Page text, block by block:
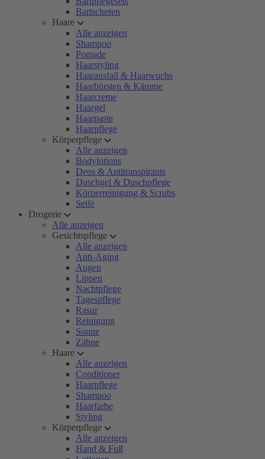
Bartscheren
Haare
Alle anzeigen
Shampoo
Pomade
Haarstyling
Haarausfall & Haarwuchs
Haarbürsten & Kämme
Haarcreme
Haargel
Haarpaste
Haarpflege
Körperpflege
Alle anzeigen
Bodylotions
Deos & Antitranspirants
Duschgel & Duschpflege
Körperreinigung & Scrubs
Seife
Drogerie
Alle anzeigen
Gesichtspflege
Alle anzeigen
Anti-Aging
Augen
Lippen
Nachtpflege
Tagespflege
Rasur
Reinigung
Sonne
Zähne
Haare
Alle anzeigen
Conditioner
Haarpflege
Shampoo
Haarfarbe
Styling
Körperpflege
Alle anzeigen
Hand & Fuß